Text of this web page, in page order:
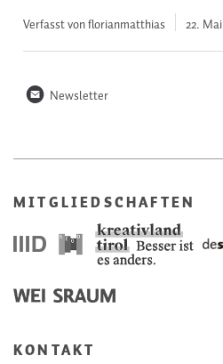
Verfasst von florianmatthias 22. Mai
n Newsletter
MITGLIEDSCHAFTEN
KONTAKT